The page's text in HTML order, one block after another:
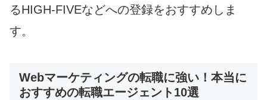
るHIGH-FIVEなどへの登録をおすすめしま
す。
Webマーケティングの転職に強い！本当に
おすすめの転職エージェント10選